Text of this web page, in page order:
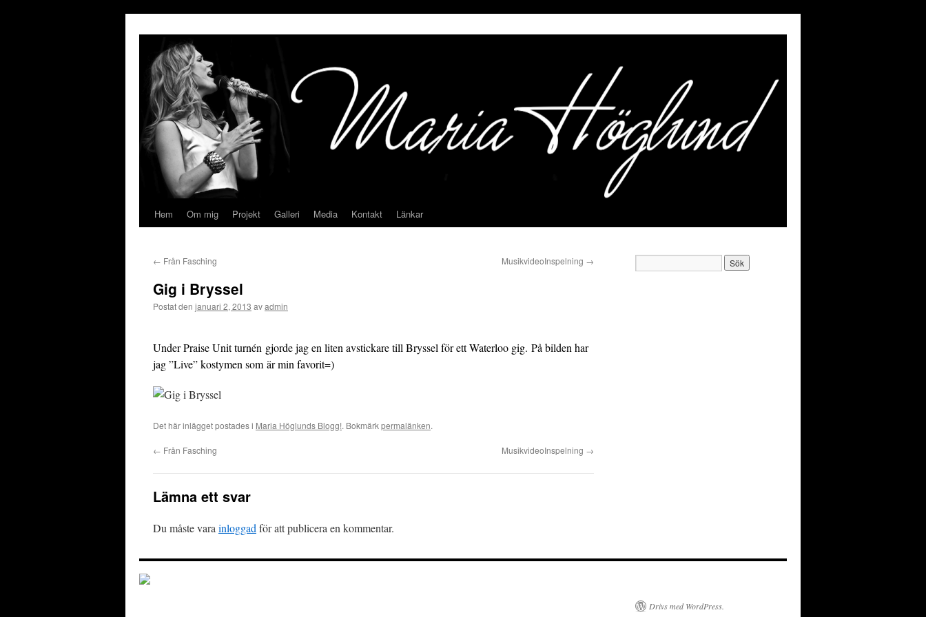
Hem Om mig Projekt Galleri Media Kontakt Länkar
← Från Fasching MusikvideoInspelning →
Gig i Bryssel
Postat den januari 2, 2013 avadmin
Under Praise Unit turnén gjorde jag en liten avstickare till Bryssel för ett Waterloo gig. På bilden har
jag ”Live” kostymen som är min favorit=)
Det här inlägget postades i Maria Höglunds Blogg!. Bokmärkpermalänken.
← Från Fasching MusikvideoInspelning →
Lämna ett svar
Du måste vara inloggad för att publicera en kommentar.
Drivs med WordPress.